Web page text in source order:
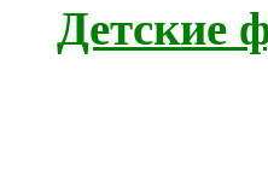
Детские